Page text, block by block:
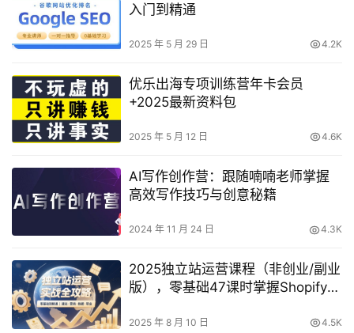
入门到精通
2025 年 5 月 29 日 4.2K
优乐出海专项训练营年卡会员
+2025最新资料包
2025 年 5 月 12 日 4.6K
AI写作创作营：跟随喃喃老师掌握
高效写作技巧与创意秘籍
2024 年 11 月 24 日 4.3K
2025独立站运营课程（非创业/副业
版），零基础47课时掌握Shopify建
现技能
2025 年 8 月 10 日 4.5K